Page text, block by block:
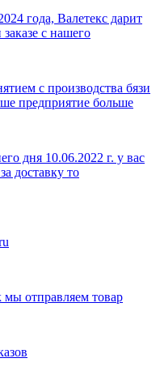
года, Валетекс дарит
с нашего
с производства бязи
предприятие больше
дня 10.06.2022 г. у вас
доставку то
мы отправляем товар